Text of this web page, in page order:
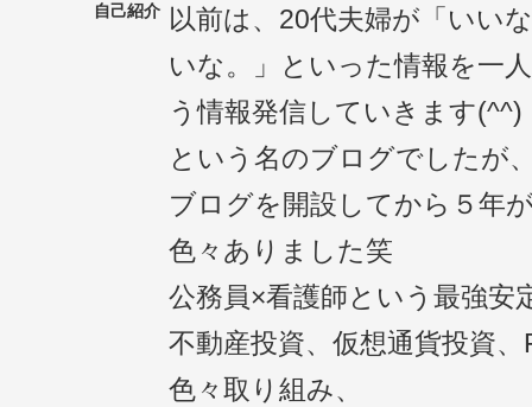
自己紹介 以前は、20代夫婦が「いい
いな。」といった情報を一
う情報発信していきます(^^)
という名のブログでしたが
ブログを開設してから５年
色々ありました笑
公務員×看護師という最強安
不動産投資、仮想通貨投資
色々取り組み、